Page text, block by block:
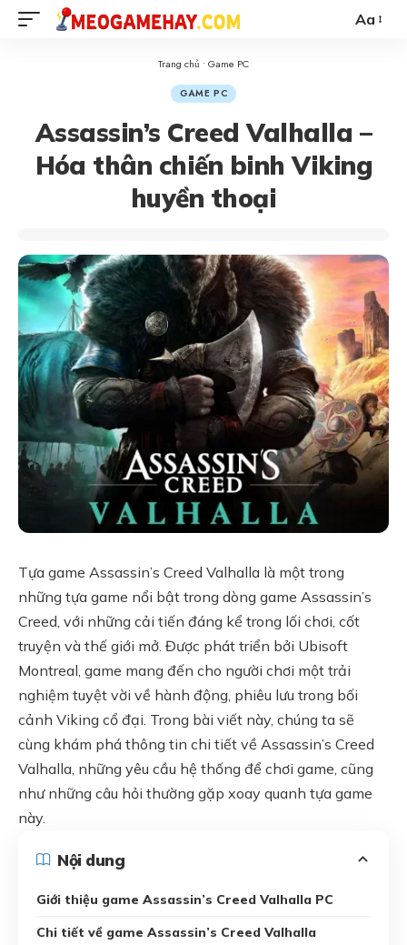
Aa
Trang chủ • Game PC
GAME PC
Assassin’s Creed Valhalla –
Hóa thân chiến binh Viking
huyền thoại
Tựa game Assassin’s Creed Valhalla là một trong
những tựa game nổi bật trong dòng game Assassin’s
Creed, với những cải tiến đáng kể trong lối chơi, cốt
truyện và thế giới mở. Được phát triển bởi Ubisoft
Montreal, game mang đến cho người chơi một trải
nghiệm tuyệt vời về hành động, phiêu lưu trong bối
cảnh Viking cổ đại. Trong bài viết này, chúng ta sẽ
cùng khám phá thông tin chi tiết về Assassin’s Creed
Valhalla, những yêu cầu hệ thống để chơi game, cũng
như những câu hỏi thường gặp xoay quanh tựa game
này.
Nội dung
Giới thiệu game Assassin’s Creed Valhalla PC
Chi tiết về game Assassin’s Creed Valhalla